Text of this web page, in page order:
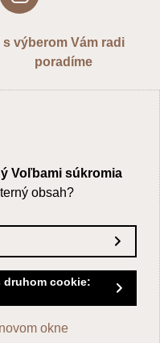
s výberom Vám radi
poradíme
Voľbami súkromia
obsah?
druhom cookie:
okne